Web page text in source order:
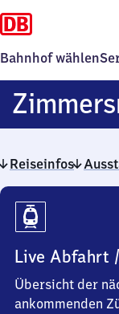
Bahnhof wählen
Reiseinfos
Reiseinfos
Live Abfahrt
Übersicht der
ankommenden